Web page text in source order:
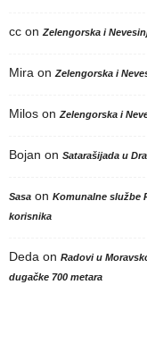
cc on Zelengorska i
Mira on Zelengorska i
Milos on Zelengorska i
Bojan on Satarašijada u
Sasa on Komunalne službe
korisnika
Deda on Radovi u
dugačke 700 metara